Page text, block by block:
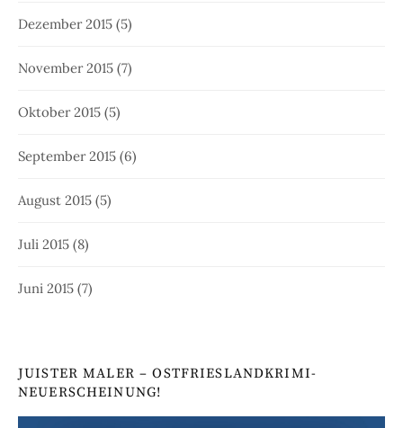
Dezember 2015 (5)
November 2015 (7)
Oktober 2015 (5)
September 2015 (6)
August 2015 (5)
Juli 2015 (8)
Juni 2015 (7)
JUISTER MALER – OSTFRIESLANDKRIMI-
NEUERSCHEINUNG!